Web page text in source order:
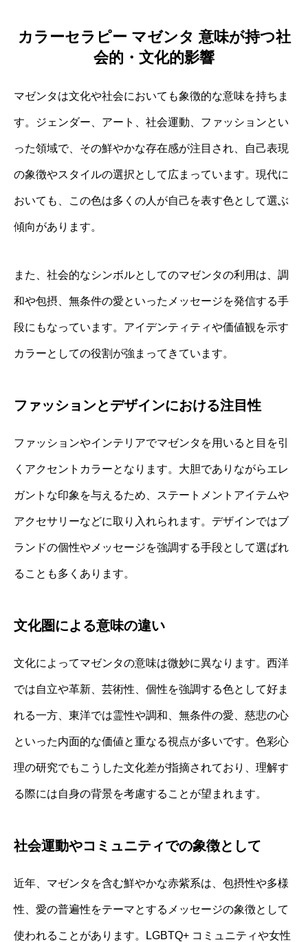
カラーセラピー マゼンタ 意味が持つ社
会的・文化的影響
マゼンタは文化や社会においても象徴的な意味を持ちま
す。ジェンダー、アート、社会運動、ファッションとい
った領域で、その鮮やかな存在感が注目され、自己表現
の象徴やスタイルの選択として広まっています。現代に
おいても、この色は多くの人が自己を表す色として選ぶ
傾向があります。
また、社会的なシンボルとしてのマゼンタの利用は、調
和や包摂、無条件の愛といったメッセージを発信する手
段にもなっています。アイデンティティや価値観を示す
カラーとしての役割が強まってきています。
ファッションとデザインにおける注目性
ファッションやインテリアでマゼンタを用いると目を引
くアクセントカラーとなります。大胆でありながらエレ
ガントな印象を与えるため、ステートメントアイテムや
アクセサリーなどに取り入れられます。デザインではブ
ランドの個性やメッセージを強調する手段として選ばれ
ることも多くあります。
文化圏による意味の違い
文化によってマゼンタの意味は微妙に異なります。西洋
では自立や革新、芸術性、個性を強調する色として好ま
れる一方、東洋では霊性や調和、無条件の愛、慈悲の心
といった内面的な価値と重なる視点が多いです。色彩心
理の研究でもこうした文化差が指摘されており、理解す
る際には自身の背景を考慮することが望まれます。
社会運動やコミュニティでの象徴として
近年、マゼンタを含む鮮やかな赤紫系は、包摂性や多様
性、愛の普遍性をテーマとするメッセージの象徴として
使われることがあります。LGBTQ+ コミュニティや女性